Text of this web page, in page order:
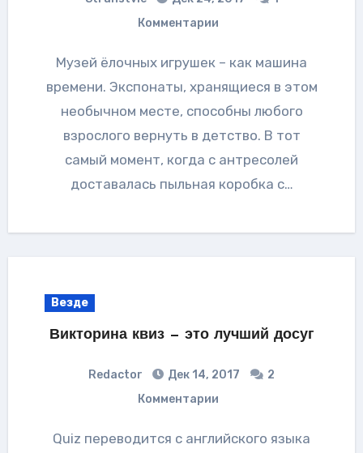
Комментарии
Музей ёлочных игрушек – как машина
времени. Экспонаты, хранящиеся в этом
необычном месте, способны любого
взрослого вернуть в детство. В тот
самый момент, когда с антресолей
доставалась пыльная коробка с…
Везде
Викторина квиз — это лучший досуг
Redactor Дек 14, 2017
2
Комментарии
Quiz переводится с английского языка